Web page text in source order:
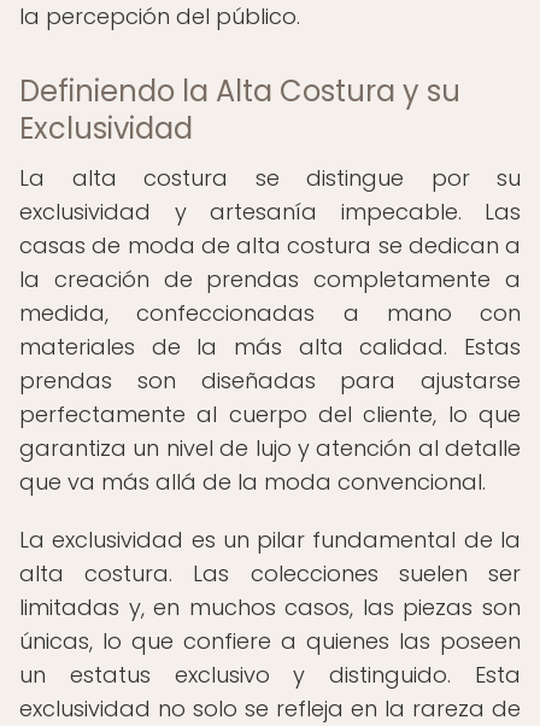
la percepción del público.
Definiendo la Alta Costura y su
Exclusividad
La alta costura se distingue por su
exclusividad y artesanía impecable. Las
casas de moda de alta costura se dedican a
la creación de prendas completamente a
medida, confeccionadas a mano con
materiales de la más alta calidad. Estas
prendas son diseñadas para ajustarse
perfectamente al cuerpo del cliente, lo que
garantiza un nivel de lujo y atención al detalle
que va más allá de la moda convencional.
La exclusividad es un pilar fundamental de la
alta costura. Las colecciones suelen ser
limitadas y, en muchos casos, las piezas son
únicas, lo que confiere a quienes las poseen
un estatus exclusivo y distinguido. Esta
exclusividad no solo se refleja en la rareza de